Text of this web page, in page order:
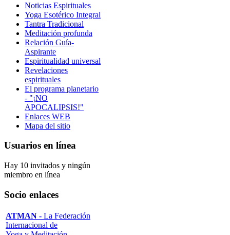
Noticias Espirituales
Yoga Esotérico Integral
Tantra Tradicional
Meditación profunda
Relación Guía-
Aspirante
Espiritualidad universal
Revelaciones
espirituales
El programa planetario
- "¡NO
APOCALIPSIS!"
Enlaces WEB
Mapa del sitio
Usuarios en línea
Hay 10 invitados y ningún
miembro en línea
Socio enlaces
ATMAN - La Federación
Internacional de